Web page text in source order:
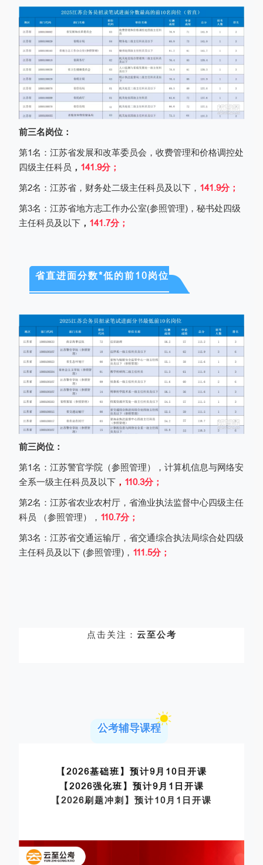
前三名岗位：
第1名：江苏省发展和改革委员会，收费管理和价格调控处
四级主任科员 ， 141.9分；
第2名：江苏省，财务处二级主任科员及以下， 141.9分；
第3名：江苏省地方志工作办公室(参照管理) ，秘书处四级
主任科员及以下 ， 141.7分；
省直进面分数*低的前10岗位
前三岗位：
第1名：江苏警官学院（参照管理），计算机信息与网络安
全系一级主任科员及以下 ， 110.3分；
第2名：江苏省农业农村厅，省渔业执法监督中心四级主任
科员 （参照管理）， 110.7分；
第3名：江苏省交通运输厅，省交通综合执法局综合处四级
主任科员及以下 (参照管理) ， 111.5分；
点击关注： 云至公考
公考辅导课程
【2026基础班】预计9月10日开课
【2026强化班】预计9月1日开课
【2026刷题冲刺】预计10月1日开课